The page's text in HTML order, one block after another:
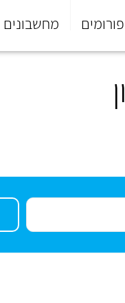
פורומים מחשבונים